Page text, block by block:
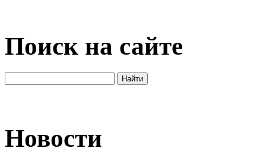
Поиск на сайте
Новости